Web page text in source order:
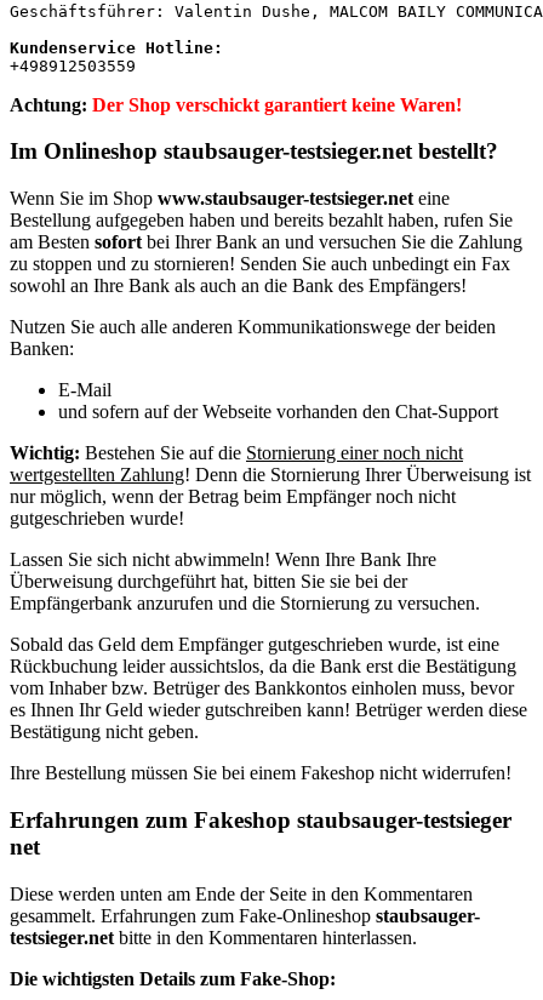
Geschäftsführer: Valentin Dushe, MALCOM BAILY
Kundenservice Hotline:
+498912503559
Achtung: Der Shop verschickt garantiert keine Waren!
Im Onlineshop staubsauger-testsieger.net bestellt?
Wenn Sie im Shop www.staubsauger-testsieger.net eine
Bestellung aufgegeben haben und bereits bezahlt haben, rufen Sie
am Besten sofort bei Ihrer Bank an und versuchen Sie die Zahlung
zu stoppen und zu stornieren! Senden Sie auch unbedingt ein Fax
sowohl an Ihre Bank als auch an die Bank des Empfängers!
Nutzen Sie auch alle anderen Kommunikationswege der beiden
Banken:
E-Mail
und sofern auf der Webseite vorhanden den Chat-Support
Wichtig: Bestehen Sie auf die Stornierung einer noch nicht
wertgestellten Zahlung! Denn die Stornierung Ihrer Überweisung ist
nur möglich, wenn der Betrag beim Empfänger noch nicht
gutgeschrieben wurde!
Lassen Sie sich nicht abwimmeln! Wenn Ihre Bank Ihre
Überweisung durchgeführt hat, bitten Sie sie bei der
Empfängerbank anzurufen und die Stornierung zu versuchen.
Sobald das Geld dem Empfänger gutgeschrieben wurde, ist eine
Rückbuchung leider aussichtslos, da die Bank erst die Bestätigung
vom Inhaber bzw. Betrüger des Bankkontos einholen muss, bevor
es Ihnen Ihr Geld wieder gutschreiben kann! Betrüger werden diese
Bestätigung nicht geben.
Ihre Bestellung müssen Sie bei einem Fakeshop nicht widerrufen!
Erfahrungen zum Fakeshop staubsauger-testsieger
net
Diese werden unten am Ende der Seite in den Kommentaren
gesammelt. Erfahrungen zum Fake-Onlineshop staubsauger-
testsieger.net bitte in den Kommentaren hinterlassen.
Die wichtigsten Details zum Fake-Shop: